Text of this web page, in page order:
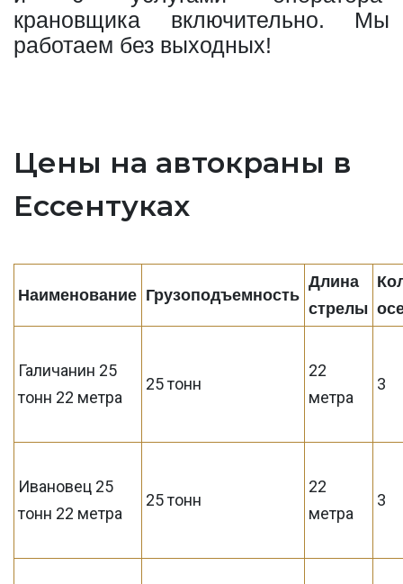
крановщика включительно. Мы
работаем без выходных!
Цены на автокраны в
Ессентуках
Наименование Грузоподъемность
Длина
стрелы
Галичанин 25
тонн 22 метра
25 тонн
22
метра
3
Ивановец 25
тонн 22 метра
25 тонн
22
метра
3